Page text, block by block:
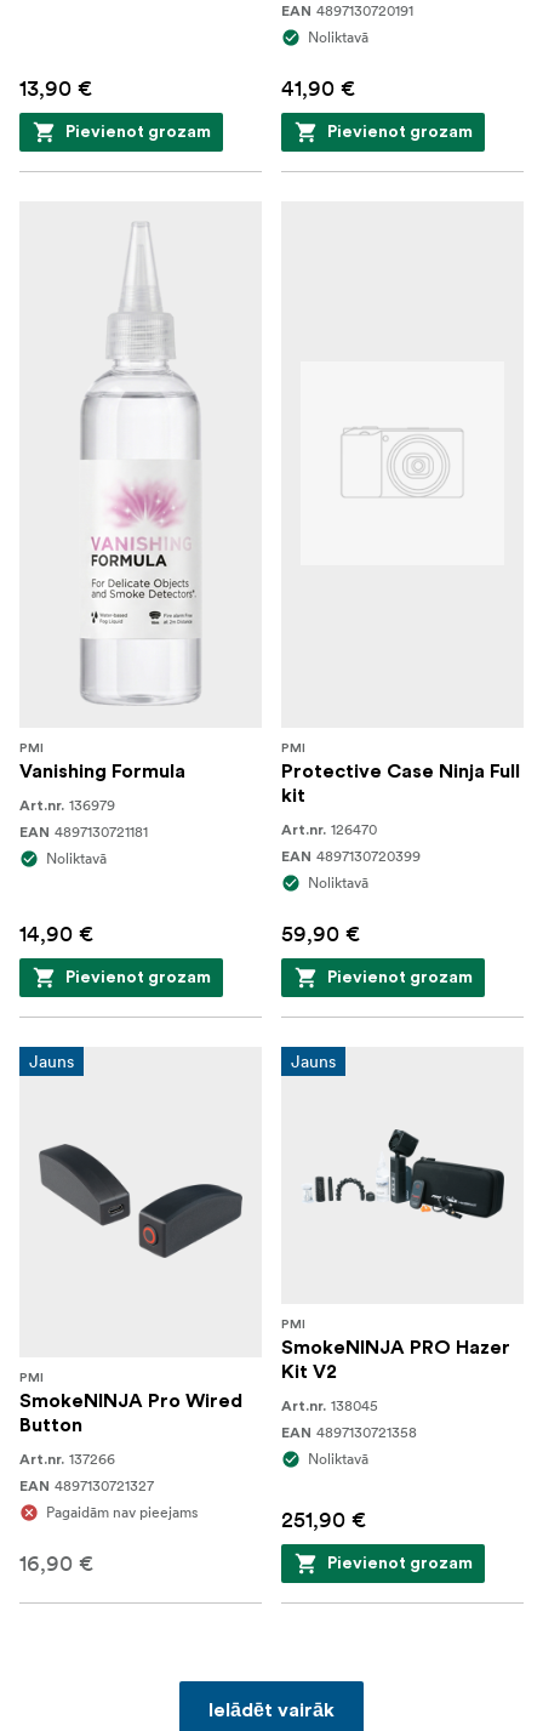
13,90 €
Pievienot grozam
EAN 4897130720191
Noliktavā
41,90 €
Pievienot grozam
PMI
Vanishing Formula
Art.nr. 136979
EAN 4897130721181
Noliktavā
14,90 €
Pievienot grozam
PMI
Protective Case Ninja Full
kit
Art.nr. 126470
EAN 4897130720399
Noliktavā
59,90 €
Pievienot grozam
Jauns
PMI
SmokeNINJA Pro Wired
Button
Art.nr. 137266
EAN 4897130721327
Pagaidām nav pieejams
16,90 €
Jauns
PMI
SmokeNINJA PRO Hazer
Kit V2
Art.nr. 138045
EAN 4897130721358
Noliktavā
251,90 €
Pievienot grozam
Ielādēt vairāk